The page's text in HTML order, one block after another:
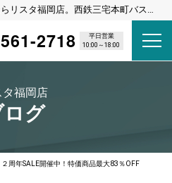
リスタ福岡店。西鉄三宅本町バス停
2718
平日営業
10:00～18:00
タ福岡店
ログ
２周年SALE開催中！特価商品最大83％OFF